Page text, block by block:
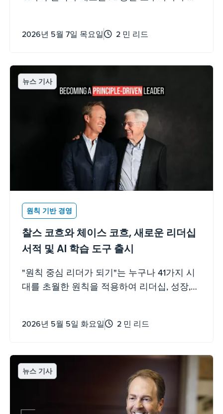
2026년 5월 7일 목요일 2 민 리드
뉴스 기사
원칙 기반 경영
찰스 코흐와 체이스 코흐, 새로운 리더십
서적 및 AI 학습 도구 출시
"원칙 중심 리더가 되기"는 누구나 41가지 시
대를 초월한 원칙을 적용하여 리더십, 성장,
2026년 5월 5일 화요일 2 민 리드
뉴스 기사